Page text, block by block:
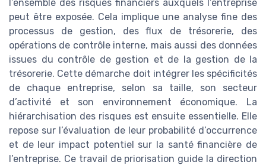
l’ensemble des risques financiers auxquels l’entreprise
peut être exposée. Cela implique une analyse fine des
processus de gestion, des flux de trésorerie, des
opérations de contrôle interne, mais aussi des données
issues du contrôle de gestion et de la gestion de la
trésorerie. Cette démarche doit intégrer les spécificités
de chaque entreprise, selon sa taille, son secteur
d’activité et son environnement économique. La
hiérarchisation des risques est ensuite essentielle. Elle
repose sur l’évaluation de leur probabilité d’occurrence
et de leur impact potentiel sur la santé financière de
l’entreprise. Ce travail de priorisation guide la direction